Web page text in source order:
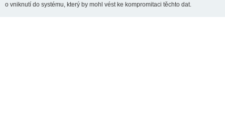
o vniknutí do systému, který by mohl vést ke kompromitaci těchto dat.